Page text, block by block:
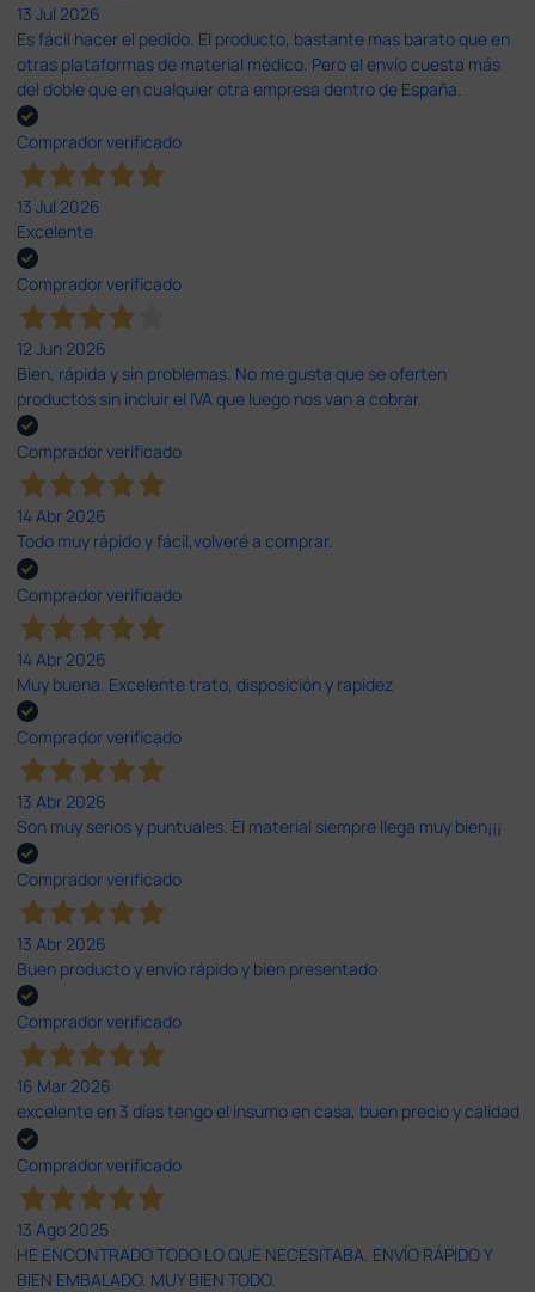
13 Jul 2026
Es fácil hacer el pedido. El producto, bastante mas barato que en
otras plataformas de material médico. Pero el envío cuesta más
del doble que en cualquier otra empresa dentro de España.
Comprador verificado
13 Jul 2026
Excelente
Comprador verificado
12 Jun 2026
Bien, rápida y sin problemas. No me gusta que se oferten
productos sin incluir el IVA que luego nos van a cobrar.
Comprador verificado
14 Abr 2026
Todo muy rápido y fácil,volveré a comprar.
Comprador verificado
14 Abr 2026
Muy buena. Excelente trato, disposición y rapidez
Comprador verificado
13 Abr 2026
Son muy serios y puntuales. El material siempre llega muy bien¡¡¡
Comprador verificado
13 Abr 2026
Buen producto y envío rápido y bien presentado
Comprador verificado
16 Mar 2026
excelente en 3 días tengo el insumo en casa, buen precio y calidad
Comprador verificado
13 Ago 2025
HE ENCONTRADO TODO LO QUE NECESITABA. ENVÍO RÁPIDO Y
BIEN EMBALADO. MUY BIEN TODO.